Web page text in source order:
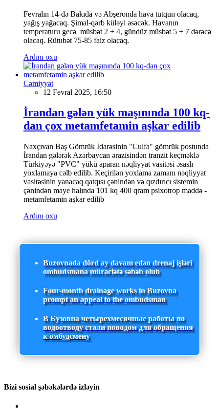
Fevralın 14-də Bakıda və Abşeronda hava tutqun olacaq,
yağış yağacaq. Şimal-qərb küləyi əsəcək. Havanın
temperaturu gecə müsbət 2 + 4, gündüz müsbət 5 + 7 dərəcə
olacaq. Rütubət 75-85 faiz olacaq.
Ardını oxu
Cəmiyyət
12 Fevral 2025, 16:50
İrandan gələn yük maşınında 100 kq-
dan çox metamfetamin aşkar edilib
Naxçıvan Baş Gömrük İdarəsinin "Culfa" gömrük postunda
İrandan gələrək Azərbaycan ərazisindən tranzit keçməklə
Türkiyəyə "PVC" yükü aparan nəqliyyat vasitəsi əsaslı
yoxlamaya cəlb edilib. Keçirilən yoxlama zamanı nəqliyyat
vasitəsinin yanacaq qatqısı çənindən və qızdırıcı sistemin
çənindən maye halında 101 kq 400 qram psixotrop maddə -
metamfetamin aşkar edilib
Ardını oxu
Buzovnada dörd ay davam edən drenaj işləri
ombudsmana müraciətə səbəb olub
Four-month drainage works in Buzovna
prompt an appeal to the ombudsman
В Бузовна четырехмесячные работы по
водоотводу стали поводом для обращения
к омбудсмену
Bizi sosial şəbəkələrdə izləyin